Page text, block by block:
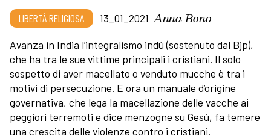
LIBERTÀ RELIGIOSA 13_01_2021 Anna Bono
Avanza in India l’integralismo indù (sostenuto dal Bjp),
che ha tra le sue vittime principali i cristiani. Il solo
sospetto di aver macellato o venduto mucche è tra i
motivi di persecuzione. E ora un manuale d’origine
governativa, che lega la macellazione delle vacche ai
peggiori terremoti e dice menzogne su Gesù, fa temere
una crescita delle violenze contro i cristiani.